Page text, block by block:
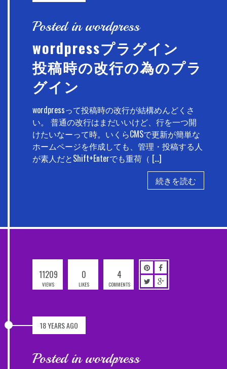
Posted in wordpress
wordpressプラグイン
投稿時の改行の為のプラ
グイン
wordpressって投稿時の改行が結構めんどくさ
い。 普通の改行はまだいいけど、行を一つ開
けたいなーって時。いくらCMSで更新が簡単な
ホームページを作成しても、管理・投稿する人
が素人だとShift+Enterでも重荷（ […]
続きを読む
11209
VIEWS
0
LIKES
4
COMMENTS
18 YEARS AGO
Posted in wordpress